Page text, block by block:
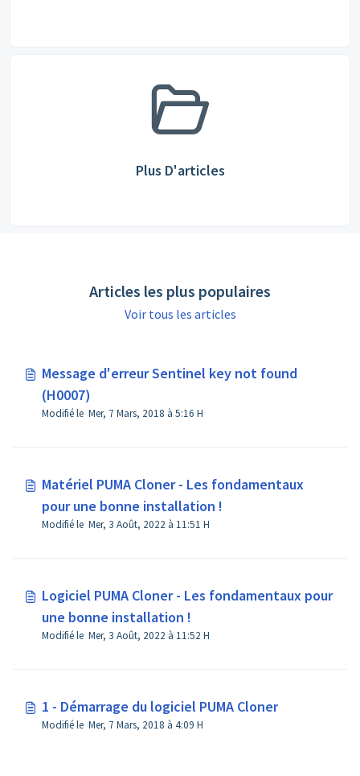
Plus D'articles
Articles les plus populaires
Voir tous les articles
Message d'erreur Sentinel key not found
(H0007)
Modifié le Mer, 7 Mars, 2018 à 5:16 H
Matériel PUMA Cloner - Les fondamentaux
pour une bonne installation !
Modifié le Mer, 3 Août, 2022 à 11:51 H
Logiciel PUMA Cloner - Les fondamentaux pour
une bonne installation !
Modifié le Mer, 3 Août, 2022 à 11:52 H
1 - Démarrage du logiciel PUMA Cloner
Modifié le Mer, 7 Mars, 2018 à 4:09 H